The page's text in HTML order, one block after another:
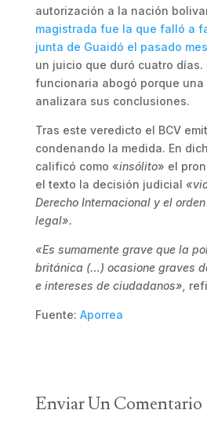
autorización a la nación
magistrada fue la que falló a
junta de Guaidó el pasado
un juicio que duró cuatro días.
funcionaria abogó porque una
analizara sus conclusiones.
Tras este veredicto el BCV
condenando la medida. En
calificó como «insólito» el
el texto la decisión judicial
Derecho Internacional y el
legal».
«Es sumamente grave que la
británica (…) ocasione graves
e intereses de ciudadanos»,
Fuente: Aporrea
Enviar Un Comentario